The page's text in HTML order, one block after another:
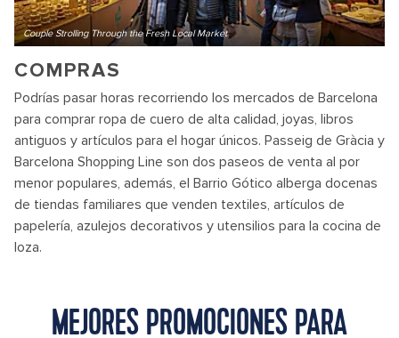
Couple Strolling Through the Fresh Local Market
COMPRAS
Podrías pasar horas recorriendo los mercados de Barcelona
para comprar ropa de cuero de alta calidad, joyas, libros
antiguos y artículos para el hogar únicos. Passeig de Gràcia y
Barcelona Shopping Line son dos paseos de venta al por
menor populares, además, el Barrio Gótico alberga docenas
de tiendas familiares que venden textiles, artículos de
papelería, azulejos decorativos y utensilios para la cocina de
loza.
MEJORES PROMOCIONES PARA